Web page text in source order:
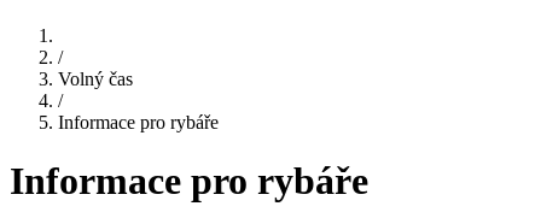
/
Volný čas
/
Informace pro rybáře
Informace pro rybáře